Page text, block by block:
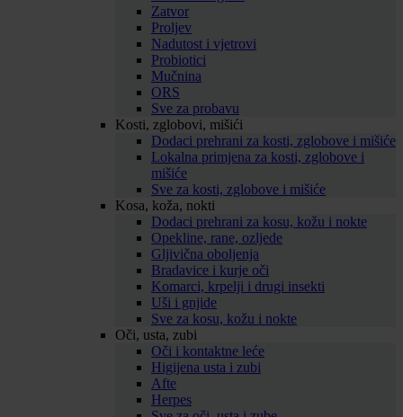
Zatvor
Proljev
Nadutost i vjetrovi
Probiotici
Mučnina
ORS
Sve za probavu
Kosti, zglobovi, mišići
Dodaci prehrani za kosti, zglobove i mišiće
Lokalna primjena za kosti, zglobove i
mišiće
Sve za kosti, zglobove i mišiće
Kosa, koža, nokti
Dodaci prehrani za kosu, kožu i nokte
Opekline, rane, ozljede
Gljivična oboljenja
Bradavice i kurje oči
Komarci, krpelji i drugi insekti
Uši i gnjide
Sve za kosu, kožu i nokte
Oči, usta, zubi
Oči i kontaktne leće
Higijena usta i zubi
Afte
Herpes